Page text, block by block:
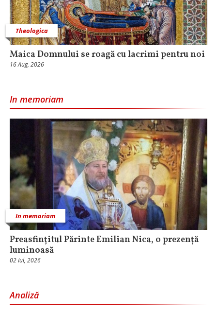
Theologica
Maica Domnului se roagă cu lacrimi pentru noi
16 Aug, 2026
In memoriam
In memoriam
Preasfințitul Părinte Emilian Nica, o prezență
luminoasă
02 Iul, 2026
Analiză